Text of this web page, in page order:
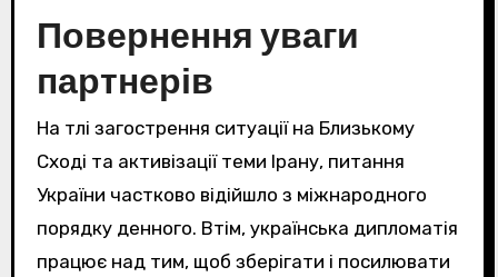
Повернення уваги
партнерів
На тлі загострення ситуації на Близькому
Сході та активізації теми Ірану, питання
України частково відійшло з міжнародного
порядку денного. Втім, українська дипломатія
працює над тим, щоб зберігати і посилювати